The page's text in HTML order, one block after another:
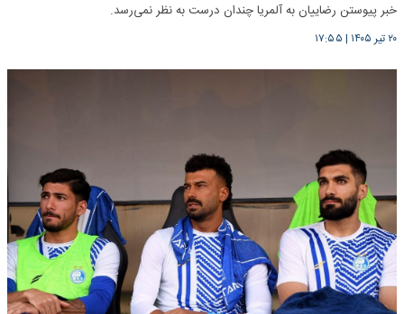
خبر پیوستن رضاییان به آلمریا چندان درست به نظر نمی‌رسد.
۲۰ تیر ۱۴۰۵ | ۱۷:۵۵